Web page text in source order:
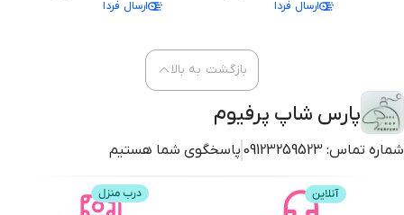
Savoye Candy
ارسال فردا
جانوین 100 میل
Noir Johnwin
ارسال فردا
پارس شاپ پرفیوم
شماره تماس: 09123259523 پاسخگوی شما هستیم
بازگشت به بالا